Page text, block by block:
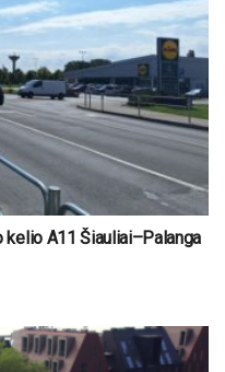
kelio A11 Šiauliai–Palanga